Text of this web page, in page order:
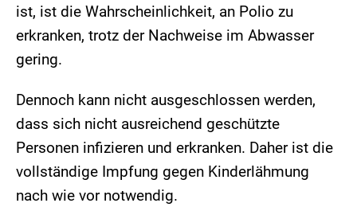
ist, ist die Wahrscheinlichkeit, an Polio zu
erkranken, trotz der Nachweise im Abwasser
gering.
Dennoch kann nicht ausgeschlossen werden,
dass sich nicht ausreichend geschützte
Personen infizieren und erkranken. Daher ist die
vollständige Impfung gegen Kinderlähmung
nach wie vor notwendig.